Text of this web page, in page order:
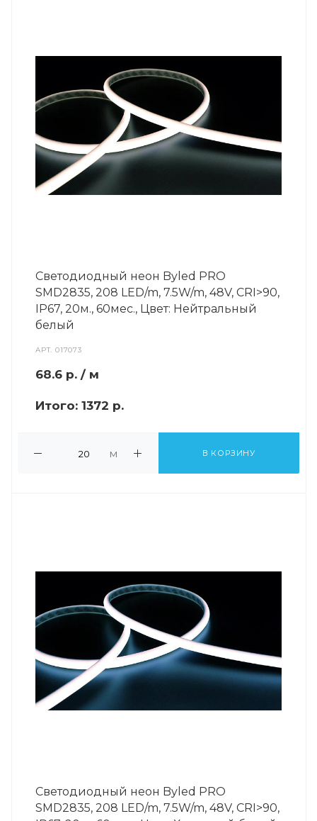
Светодиодный неон Byled PRO
SMD2835, 208 LED/m, 7.5W/m, 48V, СRI>90,
IP67, 20м., 60мес., Цвет: Нейтральный
белый
АРТ.017073
68.6 р. / м
Итого: 1372 р.
м В КОРЗИНУ
Светодиодный неон Byled PRO
SMD2835, 208 LED/m, 7.5W/m, 48V, СRI>90,